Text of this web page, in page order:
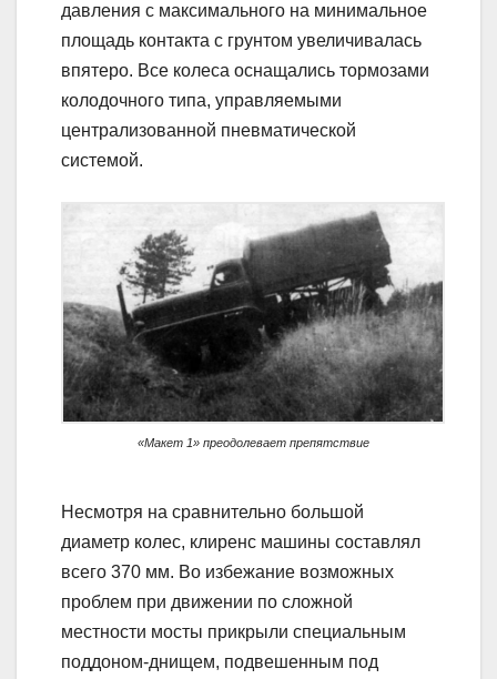
давления с максимального на минимальное
площадь контакта с грунтом увеличивалась
впятеро. Все колеса оснащались тормозами
колодочного типа, управляемыми
централизованной пневматической
системой.
«Макет 1» преодолевает препятствие
Несмотря на сравнительно большой
диаметр колес, клиренс машины составлял
всего 370 мм. Во избежание возможных
проблем при движении по сложной
местности мосты прикрыли специальным
поддоном-днищем, подвешенным под